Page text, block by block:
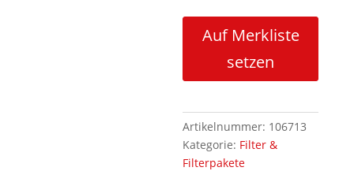
90904
MengeAuf Merkliste
setzen
Artikelnummer: 106713
Kategorie: Filter &
Filterpakete